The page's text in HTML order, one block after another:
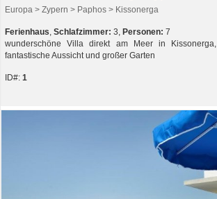
Europa > Zypern > Paphos > Kissonerga
Ferienhaus, Schlafzimmer: 3, Personen: 7
wunderschöne Villa direkt am Meer in Kissonerga,
fantastische Aussicht und großer Garten
ID#: 1